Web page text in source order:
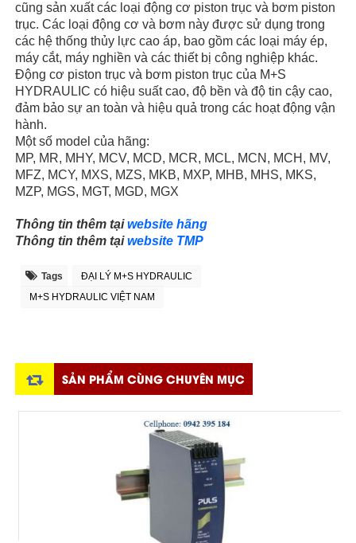
cũng sản xuất các loại động cơ piston trục và bơm piston
trục. Các loại động cơ và bơm này được sử dụng trong
các hệ thống thủy lực cao áp, bao gồm các loại máy ép,
máy cắt, máy nghiền và các thiết bị công nghiệp khác.
Động cơ piston trục và bơm piston trục của M+S
HYDRAULIC có hiệu suất cao, độ bền và độ tin cậy cao,
đảm bảo sự an toàn và hiệu quả trong các hoạt động vận
hành.
Một số model của hãng:
MP, MR, MHY, MCV, MCD, MCR, MCL, MCN, MCH, MV,
MFZ, MCY, MXS, MZS, MKB, MXP, MHB, MHS, MKS,
MZP, MGS, MGT, MGD, MGX
Thông tin thêm tạiwebsite hãng
Thông tin thêm tạiwebsite TMP
Tags
ĐẠI LÝ M+S HYDRAULIC
M+S HYDRAULIC VIỆT NAM
SẢN PHẨM CÙNG CHUYÊN MỤC